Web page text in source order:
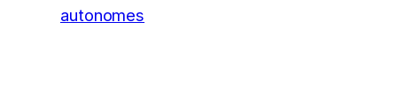
autonomes